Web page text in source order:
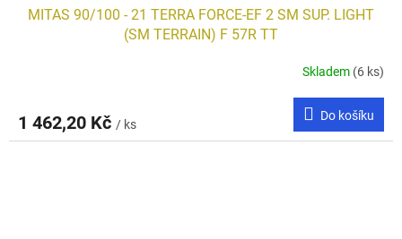
MITAS 90/100 - 21 TERRA FORCE-EF 2 SM SUP. LIGHT
(SM TERRAIN) F 57R TT
Skladem (6 ks)
1 462,20 Kč / ks
Do košíku